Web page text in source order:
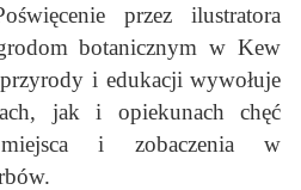
przez ilustratora
botanicznym w Kew
i edukacji wywołuje
jak i opiekunach chęć
i zobaczenia w